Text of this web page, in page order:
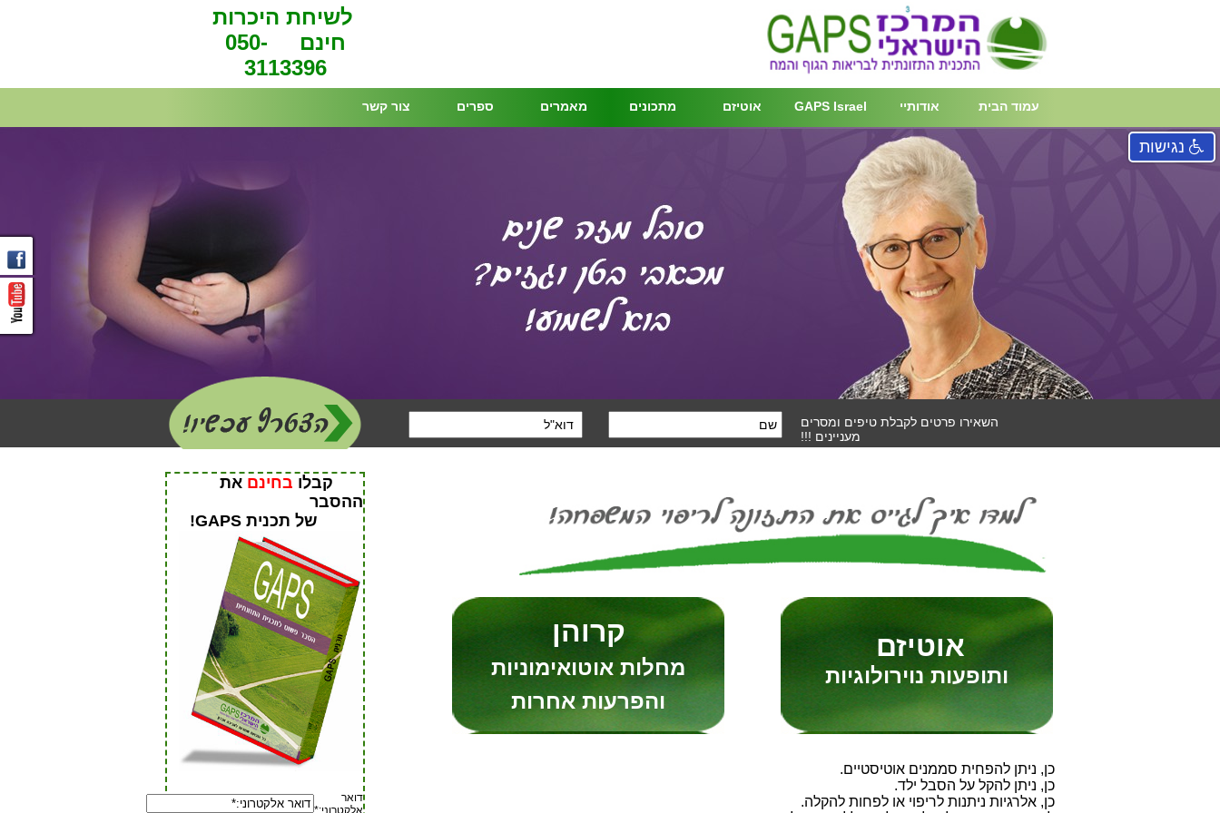
עמוד הבית אודותיי GAPS Israel אוטיזם מתכונים מאמרים ספרים צור קשר
לשיחת היכרות
חינם 050-
3113396
השאירו פרטים לקבלת טיפים ומסרים
מעניינים !!!
קבלו בחינם את
ההסבר
של תכנית GAPS!
דואר
אלקטרוני:*
אוטיזם
ותופעות נוירולוגיות
קרוהן
מחלות אוטואימוניות
והפרעות אחרות
כן, ניתן להפחית סממנים אוטיסטיים.
כן, ניתן להקל על הסבל ילד.
כן, אלרגיות ניתנות לריפוי או לפחות להקלה.
נגישות